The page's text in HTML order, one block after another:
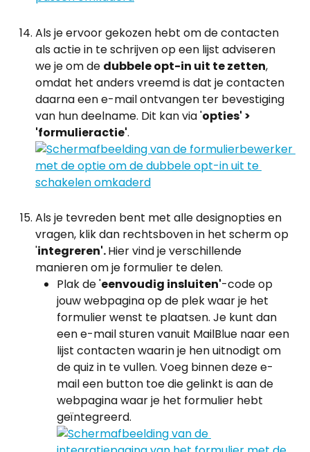
Als je ervoor gekozen hebt om de contacten
als actie in te schrijven op een lijst adviseren
we je om de dubbele opt-in uit te zetten,
omdat het anders vreemd is dat je contacten
daarna een e-mail ontvangen ter bevestiging
van hun deelname. Dit kan via 'opties' >
'formulieractie'.
Als je tevreden bent met alle designopties en
vragen, klik dan rechtsboven in het scherm op
'integreren'. Hier vind je verschillende
manieren om je formulier te delen.
Plak de 'eenvoudig insluiten'-code op
jouw webpagina op de plek waar je het
formulier wenst te plaatsen. Je kunt dan
een e-mail sturen vanuit MailBlue naar een
lijst contacten waarin je hen uitnodigt om
de quiz in te vullen. Voeg binnen deze e-
mail een button toe die gelinkt is aan de
webpagina waar je het formulier hebt
geïntegreerd.